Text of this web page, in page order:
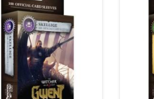
visibility